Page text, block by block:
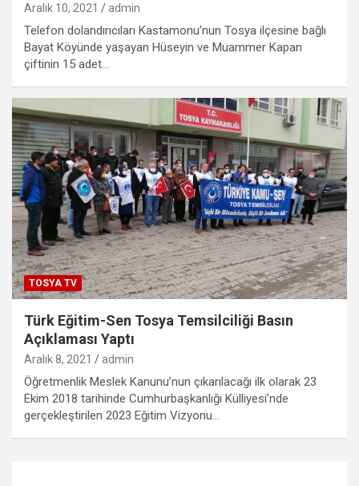
Aralık 10, 2021 admin
Telefon dolandırıcıları Kastamonu’nun Tosya ilçesine bağlı
Bayat Köyünde yaşayan Hüseyin ve Muammer Kapan
çiftinin 15 adet…
TOSYA TV
Türk Eğitim-Sen Tosya Temsilciliği Basın
Açıklaması Yaptı
Aralık 8, 2021 admin
Öğretmenlik Meslek Kanunu’nun çıkarılacağı ilk olarak 23
Ekim 2018 tarihinde Cumhurbaşkanlığı Külliyesi’nde
gerçekleştirilen 2023 Eğitim Vizyonu…